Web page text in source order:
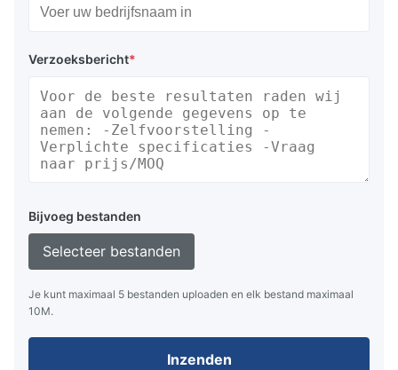
Verzoeksbericht*
Bijvoeg bestanden
Selecteer bestanden
Je kunt maximaal 5 bestanden uploaden en elk bestand maximaal
10M.
Inzenden